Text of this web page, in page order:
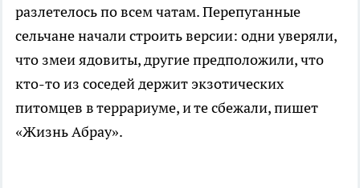
разлетелось по всем чатам. Перепуганные
сельчане начали строить версии: одни уверяли,
что змеи ядовиты, другие предположили, что
кто-то из соседей держит экзотических
питомцев в террариуме, и те сбежали, пишет
«Жизнь Абрау».